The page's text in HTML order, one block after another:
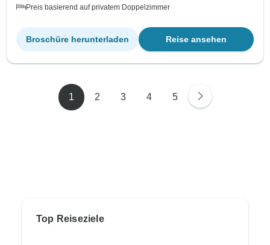
Preis basierend auf privatem Doppelzimmer
Reise ansehen
Broschüre herunterladen
1 2 3 4 5
Top Reiseziele